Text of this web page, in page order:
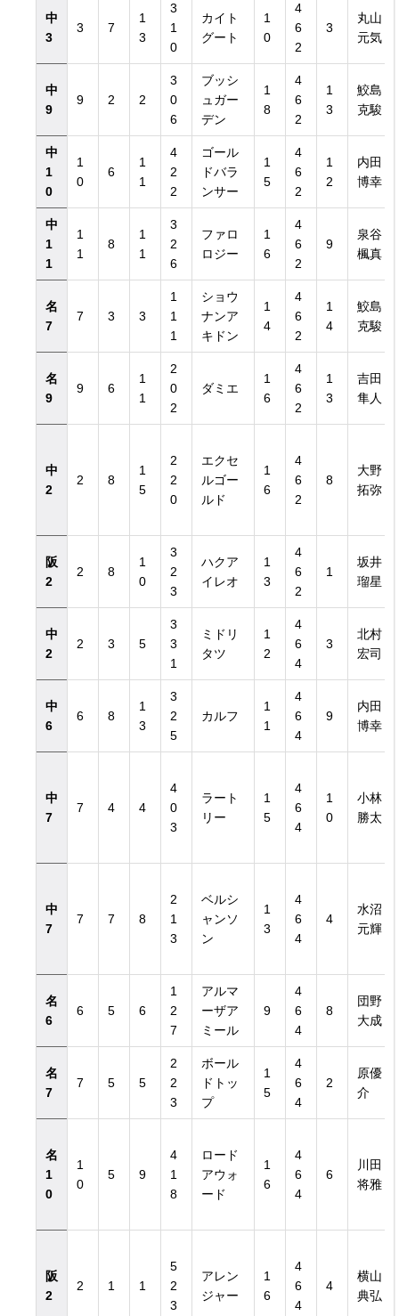
中
3
3 7
1
3
3
1
0
カイト
グート
1
0
4
6
2
3
丸山
元気
中
9
9 2 2
3
0
6
ブッシ
ュガー
デン
1
8
4
6
2
1
3
鮫島
克駿
中
1
0
1
0
6
1
1
4
2
2
ゴール
ドバラ
ンサー
1
5
4
6
2
1
2
内田
博幸
中
1
1
1
1
8
1
1
3
2
6
ファロ
ロジー
1
6
4
6
2
9
泉谷
楓真
名
7
7 3 3
1
1
1
ショウ
ナンア
キドン
1
4
4
6
2
1
4
鮫島
克駿
名
9
9 6
1
1
2
0
2
ダミエ
1
6
4
6
2
1
3
吉田
隼人
中
2
2 8
1
5
2
2
0
エクセ
ルゴー
ルド
1
6
4
6
2
8
大野
拓弥
阪
2
2 8
1
0
3
2
3
ハクア
イレオ
1
3
4
6
2
1
坂井
瑠星
中
2
2 3 5
3
3
1
ミドリ
タツ
1
2
4
6
4
3
北村
宏司
中
6
6 8
1
3
3
2
5
カルフ
1
1
4
6
4
9
内田
博幸
中
7
7 4 4
4
0
3
ラート
リー
1
5
4
6
4
1
0
小林
勝太
中
7
7 7 8
2
1
3
ベルシ
ャンソ
ン
1
3
4
6
4
4
水沼
元輝
名
6
6 5 6
1
2
7
アルマ
ーザア
ミール
9
4
6
4
8
団野
大成
名
7
7 5 5
2
2
3
ボール
ドトッ
プ
1
5
4
6
4
2
原優
介
名
1
0
1
0
5 9
4
1
8
ロード
アウォ
ード
1
6
4
6
4
6
川田
将雅
阪
2
2 1 1
5
2
3
アレン
ジャー
1
6
4
6
4
4
横山
典弘